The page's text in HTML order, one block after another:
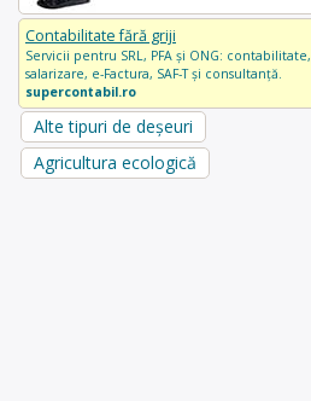
Contabilitate fără griji
Servicii pentru SRL, PFA și ONG: contabilitate,
salarizare, e-Factura, SAF-T și consultanță.
supercontabil.ro
Alte tipuri de deșeuri
Agricultura ecologică